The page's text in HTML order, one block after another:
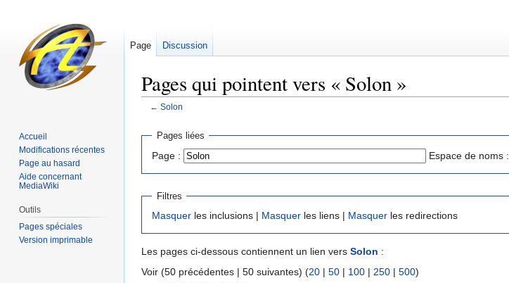
Pages qui pointent vers « Solon »
← Solon
Sauter
navigation
Sauter
recherche
Pages liées
Page : Espace de noms :
Filtres
Masquer les inclusions | Masquer les liens | Masquer les redirections
Les pages ci-dessous contiennent un lien vers Solon :
Voir (50 précédentes | 50 suivantes) (20 | 50 | 100 | 250 | 500)
Page Discussion
Accueil
Modifications récentes
Page au hasard
Aide concernant
MediaWiki
Outils
Pages spéciales
Version imprimable